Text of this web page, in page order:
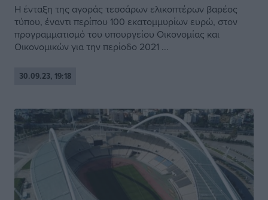
Η ένταξη της αγοράς τεσσάρων ελικοπτέρων βαρέος
τύπου, έναντι περίπου 100 εκατομμυρίων ευρώ, στον
προγραμματισμό του υπουργείου Οικονομίας και
Οικονομικών για την περίοδο 2021 ...
30.09.23, 19:18